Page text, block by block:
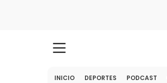
INICIO DEPORTES PODCAST